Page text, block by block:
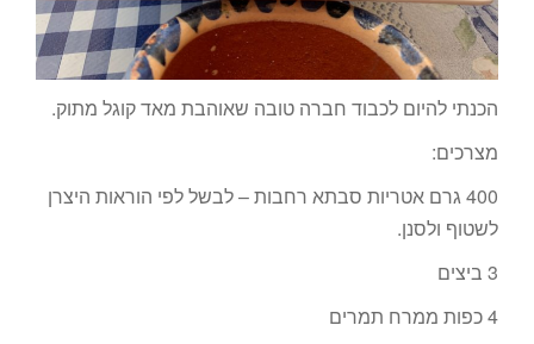
הכנתי להיום לכבוד חברה טובה שאוהבת מאד קוגל מתוק.
מצרכים:
400 גרם אטריות סבתא רחבות – לבשל לפי הוראות היצרן
לשטוף ולסנן.
3 ביצים
4 כפות ממרח תמרים